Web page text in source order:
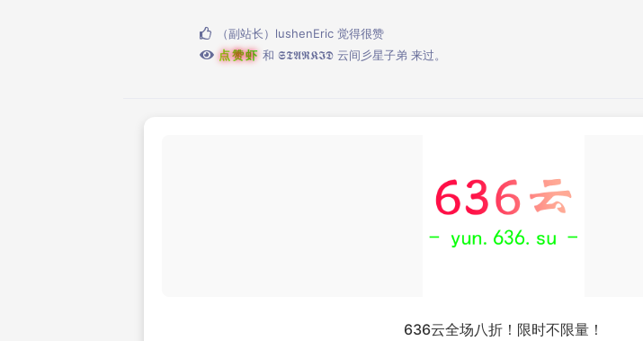
（副站长）lushenEric 觉得很赞
点赞虾 和 𝕾𝕿𝕬𝕽𝕶𝕴𝕯 云间彡星子弟 来过。
636云全场八折！限时不限量！